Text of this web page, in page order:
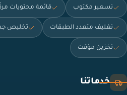
تسعير مكتوب قائمة محتويات
تغليف متعدد الطبقات تخليص
تخزين مؤقت
خدماتنا